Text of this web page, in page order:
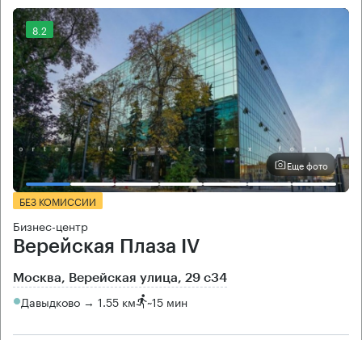
8.2
Еще фото
БЕЗ КОМИССИИ
Бизнес-центр
Верейская Плаза IV
Москва, Верейская улица, 29 с34
Давыдково → 1.55 км ~15 мин